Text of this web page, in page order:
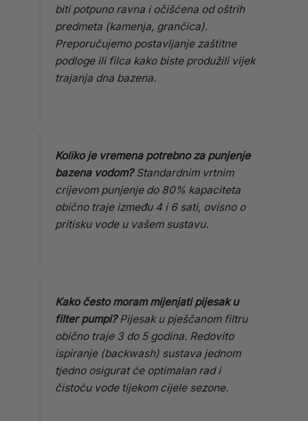
biti potpuno ravna i očišćena od oštrih
predmeta (kamenja, grančica).
Preporučujemo postavljanje zaštitne
podloge ili filca kako biste produžili vijek
trajanja dna bazena.
Koliko je vremena potrebno za punjenje
bazena vodom?Standardnim vrtnim
crijevom punjenje do 80% kapaciteta
obično traje između 4 i 6 sati, ovisno o
pritisku vode u vašem sustavu.
Kako često moram mijenjati pijesak u
filter pumpi?Pijesak u pješčanom filtru
obično traje 3 do 5 godina. Redovito
ispiranje (backwash) sustava jednom
tjedno osigurat će optimalan rad i
čistoću vode tijekom cijele sezone.